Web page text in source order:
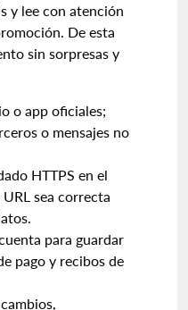
y lee con atención
De esta
sin sorpresas y
o app oficiales;
o mensajes no
HTTPS en el
sea correcta
para guardar
pago y recibos de